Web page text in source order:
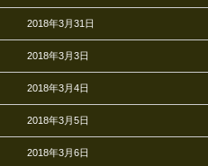
2018年3月31日
2018年3月3日
2018年3月4日
2018年3月5日
2018年3月6日